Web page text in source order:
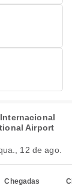
Airport
12 de ago.
Chegadas